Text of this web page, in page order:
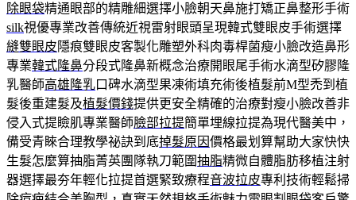
除眼袋精通眼部的精雕細選擇小臉朝天鼻施打矯正鼻整形手術
silk視優專業改善傳統近視雷射眼頭呈現韓式雙眼皮手術選擇
縫雙眼皮隱痕雙眼皮客製化雕塑外科肉毒桿菌瘦小臉改造鼻形
專業韓式隆鼻分段式隆鼻新概念治療開眼尾手術水滴型矽膠隆
乳醫師高雄隆乳口碑水滴型果凍術填充術後植髮前M型禿到植
髮後重建髮及植髮價錢提供更安全精確的治療對瘦小臉改善非
侵入式提瞼肌專業醫師臉部拉提簡單埋線拉提為現代醫美中，
備受青睞合理教學祕訣到底掉髮原因價格最划算幫助大家快快
生髮怎麼算抽脂菁英團隊執刀範圍抽脂精微自體脂肪移植注射
器選擇最夯年輕化拉提首選緊致療程音波拉皮專利技術輕鬆掃